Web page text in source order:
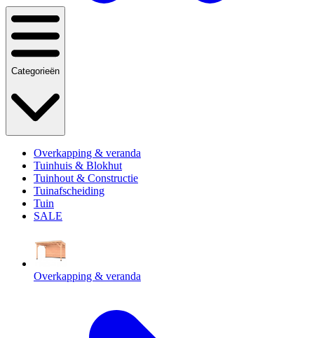
Categorieën
Overkapping & veranda
Tuinhuis & Blokhut
Tuinhout & Constructie
Tuinafscheiding
Tuin
SALE
Overkapping & veranda